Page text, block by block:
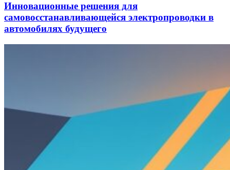
Инновационные решения для
самовосстанавливающейся электропроводки в
автомобилях будущего